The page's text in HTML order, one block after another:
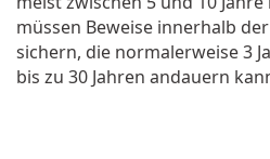
müssen Beweise innerhalb
sichern, die normalerweise 3
bis zu 30 Jahren andauern